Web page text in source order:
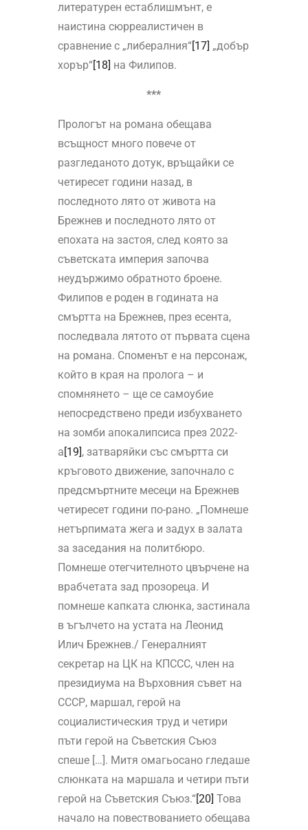
литературен естаблишмънт, е
наистина сюрреалистичен в
сравнение с „либералния“[17] „добър
хорър“[18] на Филипов.
***
Прологът на романа обещава
всъщност много повече от
разгледаното дотук, връщайки се
четиресет години назад, в
последното лято от живота на
Брежнев и последното лято от
епохата на застоя, след която за
съветската империя започва
неудържимо обратното броене.
Филипов е роден в годината на
смъртта на Брежнев, през есента,
последвала лятото от първата сцена
на романа. Споменът е на персонаж,
който в края на пролога – и
спомнянето – ще се самоубие
непосредствено преди избухването
на зомби апокалипсиса през 2022-
а [19] , затваряйки със смъртта си
кръговото движение, започнало с
предсмъртните месеци на Брежнев
четиресет години по-рано. „Помнеше
нетърпимата жега и задух в залата
за заседания на политбюро.
Помнеше отегчителното цвърчене на
врабчетата зад прозореца. И
помнеше капката слюнка, застинала
в ъгълчето на устата на Леонид
Илич Брежнев./ Генералният
секретар на ЦК на КПССС, член на
президиума на Върховния съвет на
СССР, маршал, герой на
социалистическия труд и четири
пъти герой на Съветския Съюз
спеше […]. Митя омагьосано гледаше
слюнката на маршала и четири пъти
герой на Съветския Съюз.“[20] Това
начало на повествованието обещава